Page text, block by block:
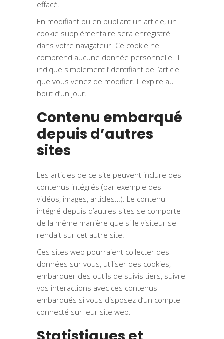
effacé.
En modifiant ou en publiant un article, un
cookie supplémentaire sera enregistré
dans votre navigateur. Ce cookie ne
comprend aucune donnée personnelle. Il
indique simplement l’identifiant de l’article
que vous venez de modifier. Il expire au
bout d’un jour.
Contenu embarqué
depuis d’autres
sites
Les articles de ce site peuvent inclure des
contenus intégrés (par exemple des
vidéos, images, articles…). Le contenu
intégré depuis d’autres sites se comporte
de la même manière que si le visiteur se
rendait sur cet autre site.
Ces sites web pourraient collecter des
données sur vous, utiliser des cookies,
embarquer des outils de suivis tiers, suivre
vos interactions avec ces contenus
embarqués si vous disposez d’un compte
connecté sur leur site web.